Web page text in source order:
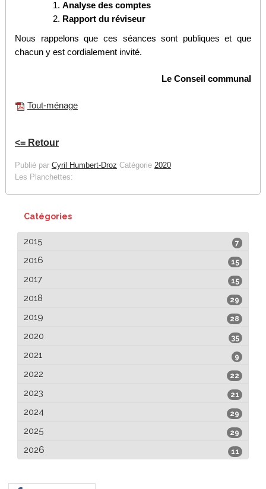
Analyse des comptes
Rapport du réviseur
Nous rappelons que ces séances sont publiques et que
chacun y est cordialement invité.
Le Conseil communal
Tout-ménage
<= Retour
Publié par Cyril Humbert-Droz Catégorie 2020
Les Planchettes:
Catégories
7
2015
15
2016
15
2017
29
2018
28
2019
35
2020
9
2021
22
2022
21
2023
29
2024
29
2025
11
2026